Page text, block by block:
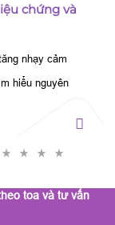
chứng và
nhạy cảm
hiểu nguyên
toa và tư vấn